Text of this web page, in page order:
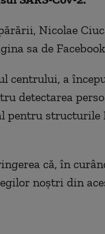
Nicolae
sa de
centrului, a
detectarea
pentru structurile
că, în
noștri din